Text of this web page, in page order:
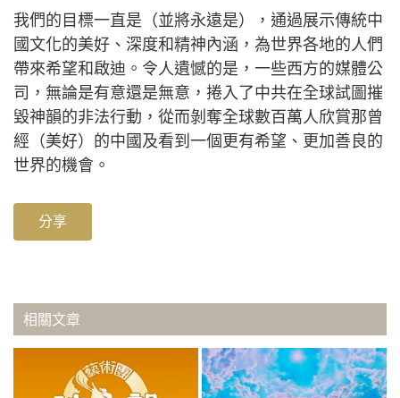
我們的目標一直是（並將永遠是），通過展示傳統中
國文化的美好、深度和精神內涵，為世界各地的人們
帶來希望和啟迪。令人遺憾的是，一些西方的媒體公
司，無論是有意還是無意，捲入了中共在全球試圖摧
毀神韻的非法行動，從而剝奪全球數百萬人欣賞那曾
經（美好）的中國及看到一個更有希望、更加善良的
世界的機會。
分享
相關文章